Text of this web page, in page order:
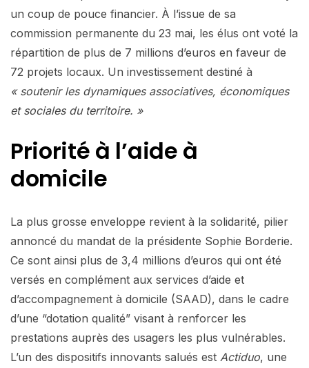
un coup de pouce financier. À l’issue de sa
commission permanente du 23 mai, les élus ont voté la
répartition de plus de 7 millions d’euros en faveur de
72 projets locaux. Un investissement destiné à
« soutenir les dynamiques associatives, économiques
et sociales du territoire. »
Priorité à l’aide à
domicile
La plus grosse enveloppe revient à la solidarité, pilier
annoncé du mandat de la présidente Sophie Borderie.
Ce sont ainsi plus de 3,4 millions d’euros qui ont été
versés en complément aux services d’aide et
d’accompagnement à domicile (SAAD), dans le cadre
d’une “dotation qualité” visant à renforcer les
prestations auprès des usagers les plus vulnérables.
L’un des dispositifs innovants salués est Actiduo, une